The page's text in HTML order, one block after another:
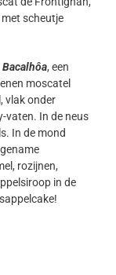
scheutje
, een
moscatel
vlak onder
vaten. In de neus
In de mond
rozijnen,
in de